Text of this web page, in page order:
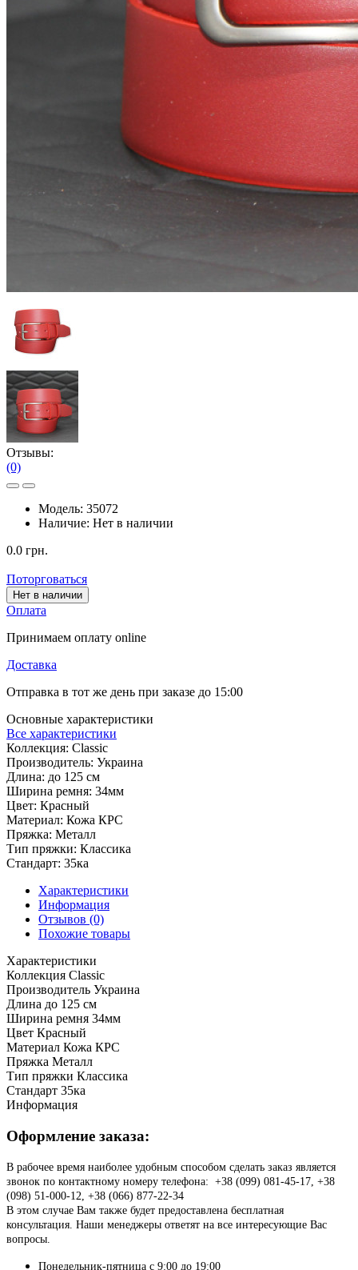
Отзывы:
(0)
Модель: 35072
Наличие: Нет в наличии
0.0 грн.
Поторговаться
Нет в наличии
Оплата
Принимаем оплату online
Доставка
Отправка в тот же день при заказе до 15:00
Основные характеристики
Все характеристики
Коллекция: Classic
Производитель: Украина
Длина: до 125 см
Ширина ремня: 34мм
Цвет: Красный
Материал: Кожа КРС
Пряжка: Металл
Тип пряжки: Классика
Стандарт: 35ка
Характеристики
Информация
Отзывов (0)
Похожие товары
Характеристики
Коллекция Classic
Производитель Украина
Длина до 125 см
Ширина ремня 34мм
Цвет Красный
Материал Кожа КРС
Пряжка Металл
Тип пряжки Классика
Стандарт 35ка
Информация
Оформление заказа:
В рабочее время наиболее удобным способом сделать заказ является
звонок по контактному номеру телефона: +38 (099) 081-45-17, +38
(098) 51-000-12, +38 (066) 877-22-34
В этом случае Вам также будет предоставлена бесплатная
консультация. Наши менеджеры ответят на все интересующие Вас
вопросы.
Понедельник-пятница с 9:00 до 19:00